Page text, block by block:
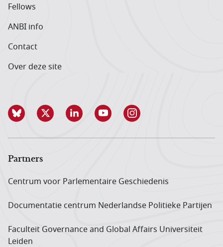
Fellows
ANBI info
Contact
Over deze site
Partners
Centrum voor Parlementaire Geschiedenis
Documentatie centrum Neder­landse Politieke Partijen
Faculteit Governance and Global Affairs Universiteit
Leiden